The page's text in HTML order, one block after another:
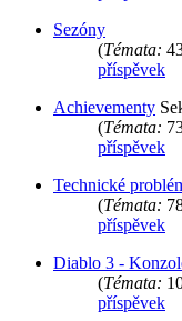
Sezóny
(Témata:
příspěvek
Achievementy
(Témata:
příspěvek
Technické
(Témata:
příspěvek
Diablo 3 -
(Témata:
příspěvek